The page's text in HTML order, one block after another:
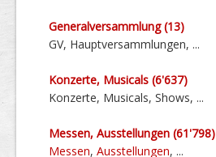
General­ver­sammlung (13)
GV, Haupt­ver­sammlungen, ...
Konzerte, Musicals (6'637)
Konzerte, Musicals, Shows, ...
Messen, Aus­stellungen (61'798)
Messen, Ausstellungen, ...